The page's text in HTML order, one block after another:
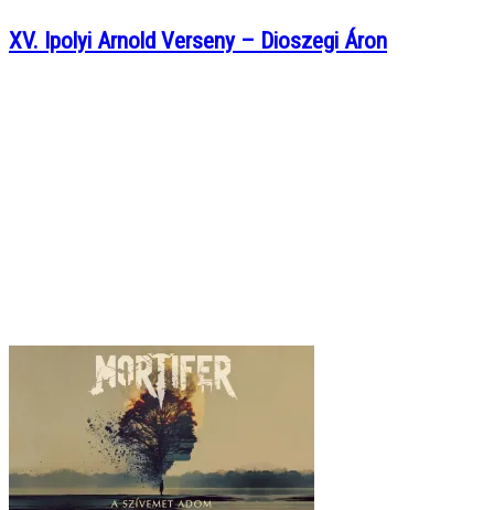
XV. Ipolyi Arnold Verseny – Dioszegi Áron